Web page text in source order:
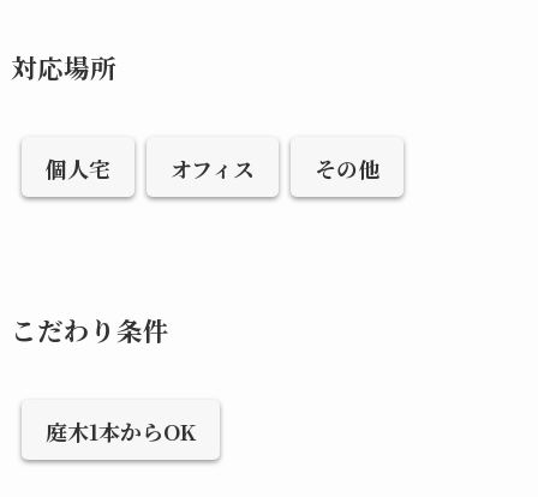
対応場所
個人宅 オフィス その他
こだわり条件
庭木1本からOK